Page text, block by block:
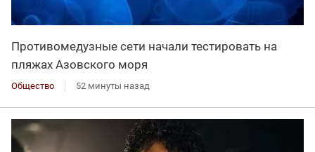
Противомедузные сети начали тестировать на
пляжах Азовского моря
Общество 52 минуты назад